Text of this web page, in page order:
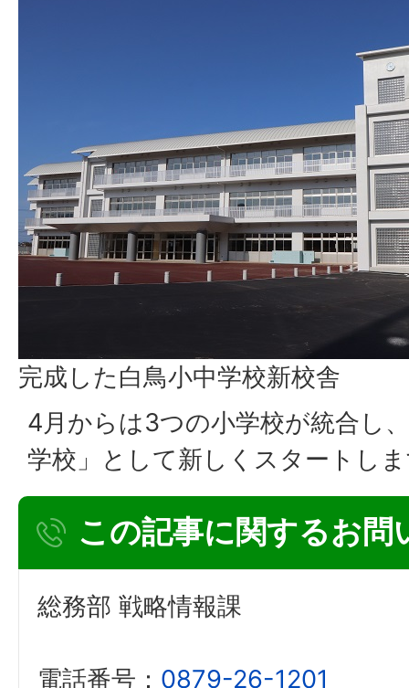
完成した白鳥小中学校新校舎
4月からは3つの小学校が統合し
学校」として新しくスタートし
この記事に関するお問
総務部 戦略情報課
電話番号： 0879-26-1201